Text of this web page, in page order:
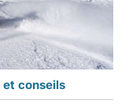
et conseils